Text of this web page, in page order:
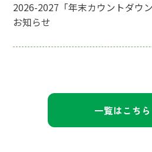
2026-2027「年末カウントダウ
お知らせ
一覧はこちら